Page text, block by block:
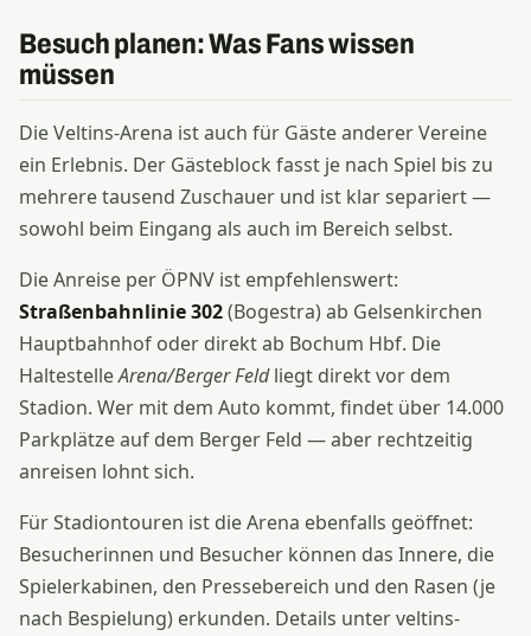
Besuch planen: Was Fans wissen
müssen
Die Veltins-Arena ist auch für Gäste anderer Vereine
ein Erlebnis. Der Gästeblock fasst je nach Spiel bis zu
mehrere tausend Zuschauer und ist klar separiert —
sowohl beim Eingang als auch im Bereich selbst.
Die Anreise per ÖPNV ist empfehlenswert:
Straßenbahnlinie 302(Bogestra) ab Gelsenkirchen
Hauptbahnhof oder direkt ab Bochum Hbf. Die
HaltestelleArena/Berger Feldliegt direkt vor dem
Stadion. Wer mit dem Auto kommt, findet über 14.000
Parkplätze auf dem Berger Feld — aber rechtzeitig
anreisen lohnt sich.
Für Stadiontouren ist die Arena ebenfalls geöffnet:
Besucherinnen und Besucher können das Innere, die
Spielerkabinen, den Pressebereich und den Rasen (je
nach Bespielung) erkunden. Details unter veltins-